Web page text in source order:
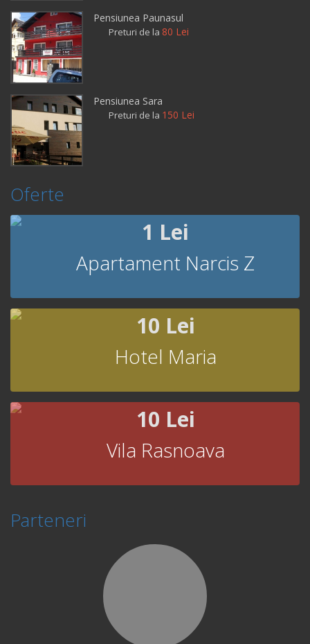
Pensiunea Paunasul
Preturi de la 80 Lei
Pensiunea Sara
Preturi de la 150 Lei
Oferte
1 Lei
Apartament Narcis Z
10 Lei
Hotel Maria
10 Lei
Vila Rasnoava
Parteneri